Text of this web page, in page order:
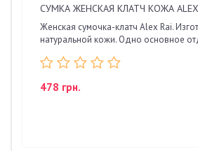
СУМКА ЖЕНСКАЯ КЛАТЧ КОЖА ALEX
Женская сумочка-клатч Alex Rai.
натуральной кожи. Одно основное
478 грн.